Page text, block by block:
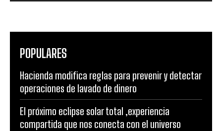
POPULARES
Hacienda modifica reglas para prevenir y detectar
operaciones de lavado de dinero
El próximo eclipse solar total ,experiencia
compartida que nos conecta con el universo